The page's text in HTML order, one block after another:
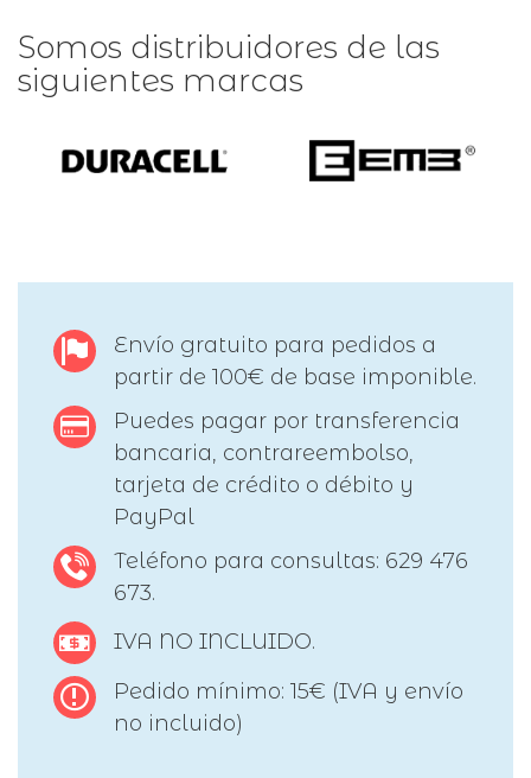
Somos distribuidores de las
siguientes marcas
Envío gratuito para pedidos a
partir de 100€ de base imponible.
Puedes pagar por transferencia
bancaria, contrareembolso,
tarjeta de crédito o débito y
PayPal
Teléfono para consultas: 629 476
673.
IVA NO INCLUIDO.
Pedido mínimo: 15€ (IVA y envío
no incluido)